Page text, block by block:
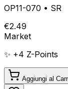
OP11-070 • SR
€2.49
Market
✨ +4 Z-Points
Aggiungi al